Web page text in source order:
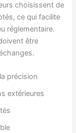
choisissent de
ce qui facilite
réglementaire.
être
précision
extérieures